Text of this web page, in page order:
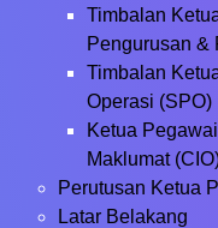
Timbalan
Pengurusan &
Timbalan
Operasi (SPO)
Ketua
Maklumat
Perutusan Ketua
Latar Belakang